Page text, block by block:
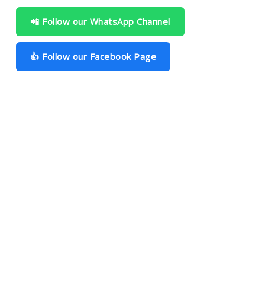
📲 Follow our WhatsApp Channel
👍 Follow our Facebook Page